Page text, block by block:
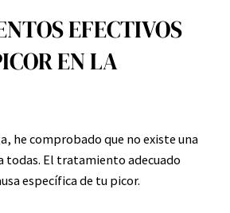
EFECTIVOS
EN LA
he comprobado que no existe una
todas. El tratamiento adecuado
específica de tu picor.